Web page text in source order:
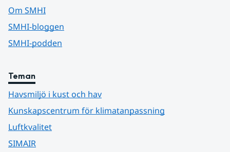
Om SMHI
SMHI-bloggen
SMHI-podden
Teman
Havsmiljö i kust och hav
Kunskapscentrum för klimatanpassning
Luftkvalitet
SIMAIR